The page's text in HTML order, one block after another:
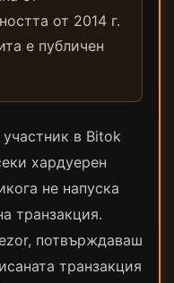
от 2014 г.
е публичен
участник в Bitok
хардуерен
не напуска
транзакция.
потвърждаваш
транзакция